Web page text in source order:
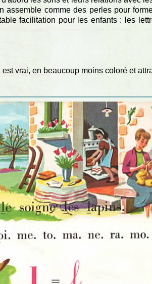
assemble comme des perles pour
facilitation pour les enfants : les
vrai, en beaucoup moins coloré et